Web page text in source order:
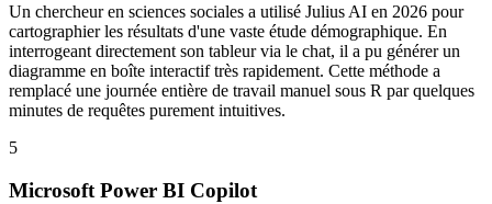
Un chercheur en sciences sociales a utilisé Julius AI en 2026 pour
cartographier les résultats d'une vaste étude démographique. En
interrogeant directement son tableur via le chat, il a pu générer un
diagramme en boîte interactif très rapidement. Cette méthode a
remplacé une journée entière de travail manuel sous R par quelques
minutes de requêtes purement intuitives.
5
Microsoft Power BI Copilot